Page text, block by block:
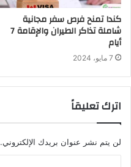
كندا تمنح فرص سفر مجانية
شاملة تذاكر الطيران والإقامة 7
أيام
7 مايو، 2024
اترك تعليقاً
لن يتم نشر عنوان بريدك الإلكتروني.